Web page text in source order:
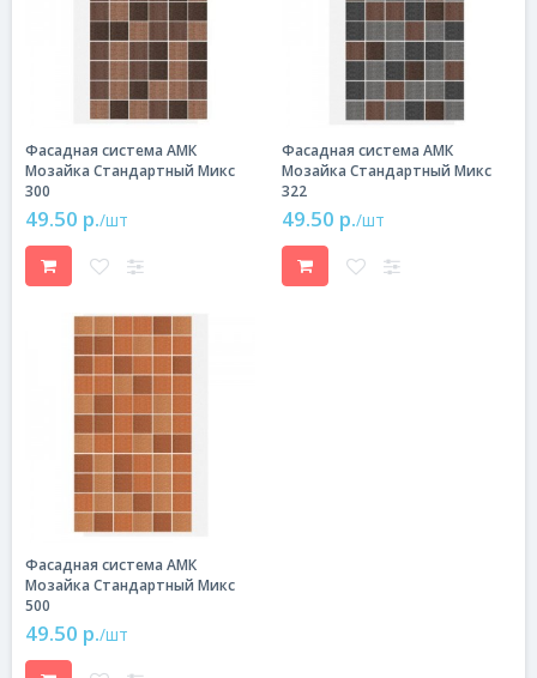
Фасадная система АМК
Мозайка Стандартный Микс
300
49.50 р./шт
Фасадная система АМК
Мозайка Стандартный Микс
322
49.50 р./шт
Фасадная система АМК
Мозайка Стандартный Микс
500
49.50 р./шт